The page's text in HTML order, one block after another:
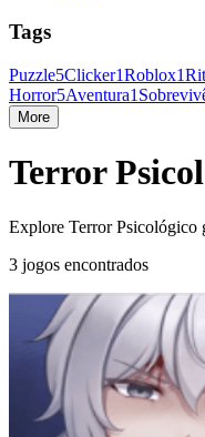
Tags
Puzzle5Clicker1Roblox1
Horror5Aventura1
More
Terror
Explore Terror Psicológico
3 jogos encontrados